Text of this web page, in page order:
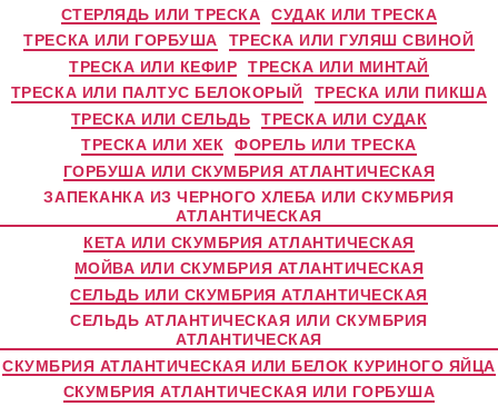
СТЕРЛЯДЬ ИЛИ ТРЕСКА СУДАК ИЛИ ТРЕСКА
ТРЕСКА ИЛИ ГОРБУША ТРЕСКА ИЛИ ГУЛЯШ СВИНОЙ
ТРЕСКА ИЛИ КЕФИР ТРЕСКА ИЛИ МИНТАЙ
ТРЕСКА ИЛИ ПАЛТУС БЕЛОКОРЫЙ ТРЕСКА ИЛИ ПИКША
ТРЕСКА ИЛИ СЕЛЬДЬ ТРЕСКА ИЛИ СУДАК
ТРЕСКА ИЛИ ХЕК ФОРЕЛЬ ИЛИ ТРЕСКА
ГОРБУША ИЛИ СКУМБРИЯ АТЛАНТИЧЕСКАЯ
ЗАПЕКАНКА ИЗ ЧЕРНОГО ХЛЕБА ИЛИ СКУМБРИЯ
АТЛАНТИЧЕСКАЯ
КЕТА ИЛИ СКУМБРИЯ АТЛАНТИЧЕСКАЯ
МОЙВА ИЛИ СКУМБРИЯ АТЛАНТИЧЕСКАЯ
СЕЛЬДЬ ИЛИ СКУМБРИЯ АТЛАНТИЧЕСКАЯ
СЕЛЬДЬ АТЛАНТИЧЕСКАЯ ИЛИ СКУМБРИЯ
АТЛАНТИЧЕСКАЯ
СКУМБРИЯ АТЛАНТИЧЕСКАЯ ИЛИ БЕЛОК КУРИНОГО ЯЙЦА
СКУМБРИЯ АТЛАНТИЧЕСКАЯ ИЛИ ГОРБУША